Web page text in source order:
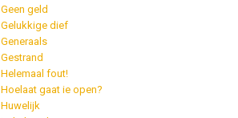
Geen geld
Gelukkige dief
Generaals
Gestrand
Helemaal fout!
Hoelaat gaat ie open?
Huwelijk